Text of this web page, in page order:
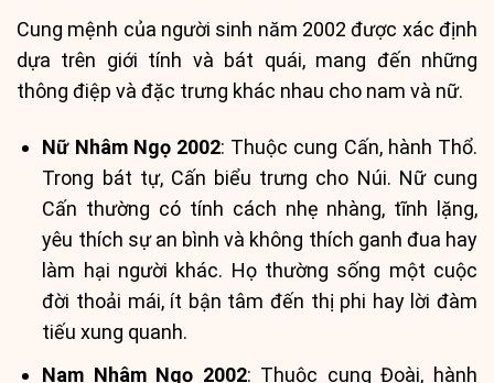
Cung mệnh của người sinh năm 2002 được xác định
dựa trên giới tính và bát quái, mang đến những
thông điệp và đặc trưng khác nhau cho nam và nữ.
Nữ Nhâm Ngọ 2002: Thuộc cung Cấn, hành Thổ.
Trong bát tự, Cấn biểu trưng cho Núi. Nữ cung
Cấn thường có tính cách nhẹ nhàng, tĩnh lặng,
yêu thích sự an bình và không thích ganh đua hay
làm hại người khác. Họ thường sống một cuộc
đời thoải mái, ít bận tâm đến thị phi hay lời đàm
tiếu xung quanh.
Nam Nhâm Ngọ 2002: Thuộc cung Đoài, hành